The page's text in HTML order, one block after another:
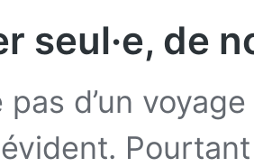
seul·e, de
d’un voyage